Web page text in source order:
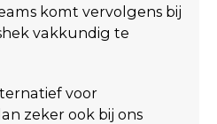
komt vervolgens bij
vakkundig te
voor
zeker ook bij ons